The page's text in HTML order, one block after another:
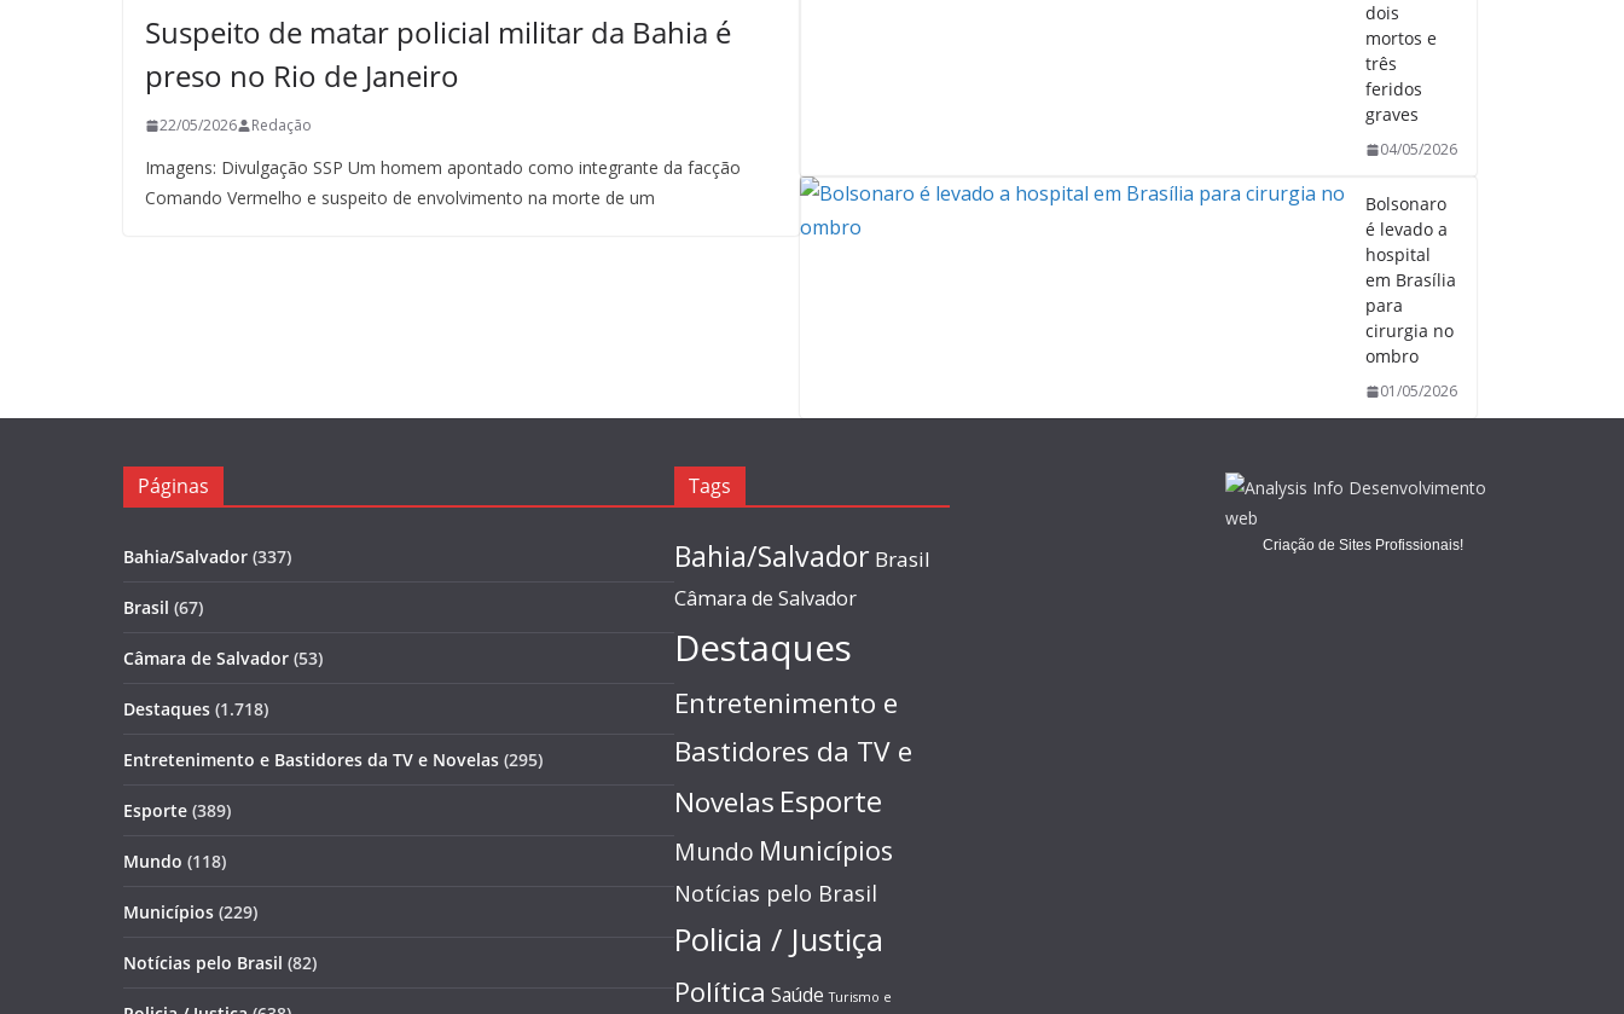
Suspeito de matar policial militar da Bahia é
preso no Rio de Janeiro
22/05/2026 Redação
Imagens: Divulgação SSP Um homem apontado como integrante da facção
Comando Vermelho e suspeito de envolvimento na morte de um
dois
mortos e
três
feridos
graves
04/05/2026
Bolsonaro
é levado a
hospital
em Brasília
para
cirurgia no
ombro
01/05/2026
Páginas
Bahia/Salvador (337)
Brasil (67)
Câmara de Salvador (53)
Destaques (1.718)
Entretenimento e Bastidores da TV e Novelas (295)
Esporte (389)
Mundo (118)
Municípios (229)
Notícias pelo Brasil (82)
Tags
Bahia/Salvador Brasil
Câmara de Salvador
Destaques
Entretenimento e
Bastidores da TV e
Novelas Esporte
Mundo Municípios
Notícias pelo Brasil
Policia / Justiça
Política Saúde Turismo e
Criação de Sites Profissionais!